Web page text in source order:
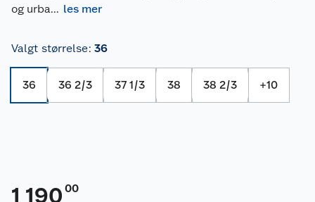
og urba... les mer
Valgt størrelse: 36
36 36 2/3 37 1/3 38 38 2/3 +10
1 190 00